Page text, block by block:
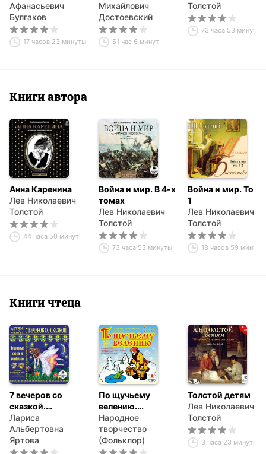
Афанасьевич
Булгаков
17 часов 23 минуты
Михайлович
Достоевский
51 час 6 минут
Толстой
73 часа 53 минуты
Книги автора
Анна Каренина
Лев Николаевич
Толстой
44 часа 50 минут
Война и мир. В 4-х
томах
Лев Николаевич
Толстой
73 часа 53 минуты
Война и мир. Том
1
Лев Николаевич
Толстой
18 часов 59 минут
Книги чтеца
7 вечеров со
сказкой.
Старинные
сказки и
колыбельные
Лариса
Альбертовна
Яртова
По щучьему
велению.
Аудиоспектакль
Народное
творчество
(Фольклор)
Толстой детям
Лев Николаевич
Толстой
3 часа 23 минуты